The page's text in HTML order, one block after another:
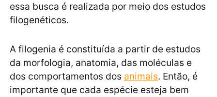
essa busca é realizada por meio dos estudos
filogenéticos.
A filogenia é constituída a partir de estudos
da morfologia, anatomia, das moléculas e
dos comportamentos dos animais. Então, é
importante que cada espécie esteja bem